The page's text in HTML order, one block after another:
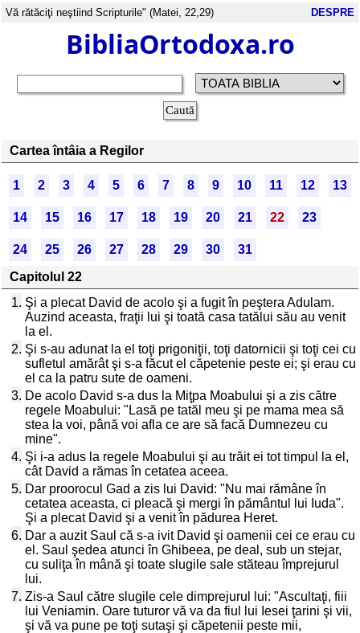
Vă rătăciţi neştiind Scripturile" (Matei, 22,29) DESPRE
BibliaOrtodoxa.ro
Cartea întâia a Regilor
1 2 3 4 5 6 7 8 9 10 11 12 13
14 15 16 17 18 19 20 21 22 23
24 25 26 27 28 29 30
31
Capitolul 22
1. Şi a plecat David de acolo şi a fugit în peştera Adulam.
Auzind aceasta, fraţii lui şi toată casa tatălui său au venit
la el.
2. Şi s-au adunat la el toţi prigoniţii, toţi datornicii şi toţi cei cu
sufletul amărât şi s-a făcut el căpetenie peste ei; şi erau cu
el ca la patru sute de oameni.
3. De acolo David s-a dus la Miţpa Moabului şi a zis către
regele Moabului: "Lasă pe tatăl meu şi pe mama mea să
stea la voi, până voi afla ce are să facă Dumnezeu cu
mine".
4. Şi i-a adus la regele Moabului şi au trăit ei tot timpul la el,
cât David a rămas în cetatea aceea.
5. Dar proorocul Gad a zis lui David: "Nu mai rămâne în
cetatea aceasta, ci pleacă şi mergi în pământul lui Iuda".
Şi a plecat David şi a venit în pădurea Heret.
6. Dar a auzit Saul că s-a ivit David şi oamenii cei ce erau cu
el. Saul şedea atunci în Ghibeea, pe deal, sub un stejar,
cu suliţa în mână şi toate slugile sale stăteau împrejurul
lui.
7. Zis-a Saul către slugile cele dimprejurul lui: "Ascultaţi, fiii
lui Veniamin. Oare tuturor vă va da fiul lui Iesei ţarini şi vii,
şi vă va pune pe toţi sutaşi şi căpetenii peste mii,